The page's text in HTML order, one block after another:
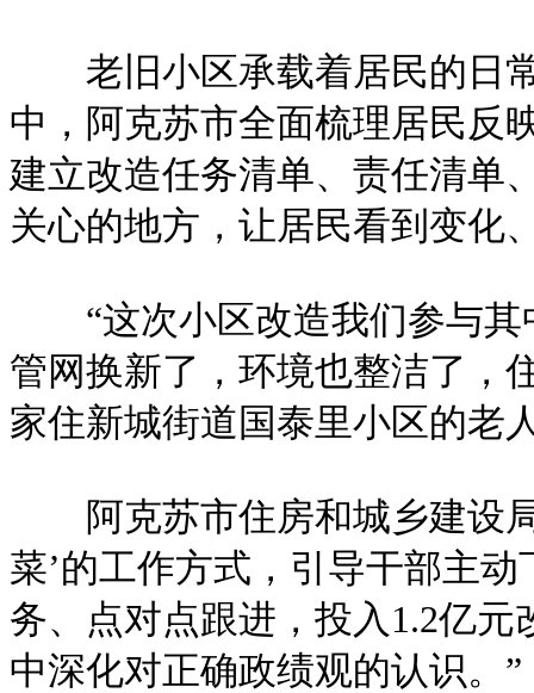
老旧小区承载着居民的日常
中，阿克苏市全面梳理居民反
建立改造任务清单、责任清单
关心的地方，让居民看到变化
“这次小区改造我们参与其
管网换新了，环境也整洁了，
家住新城街道国泰里小区的老
阿克苏市住房和城乡建设局
菜’的工作方式，引导干部主
务、点对点跟进，投入1.2亿
中深化对正确政绩观的认识。”